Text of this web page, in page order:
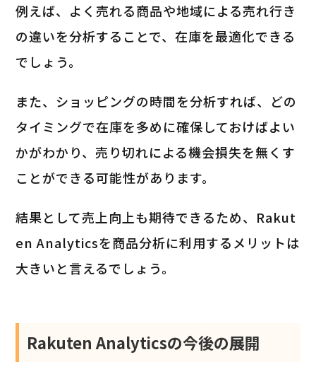
例えば、よく売れる商品や地域による売れ行き
の違いを分析することで、在庫を最適化できる
でしょう。
また、ショッピングの時間を分析すれば、どの
タイミングで在庫を多めに確保しておけばよい
かがわかり、売り切れによる機会損失を無くす
ことができる可能性があります。
結果として売上向上も期待できるため、Rakut
en Analyticsを商品分析に利用するメリットは
大きいと言えるでしょう。
Rakuten Analyticsの今後の展開